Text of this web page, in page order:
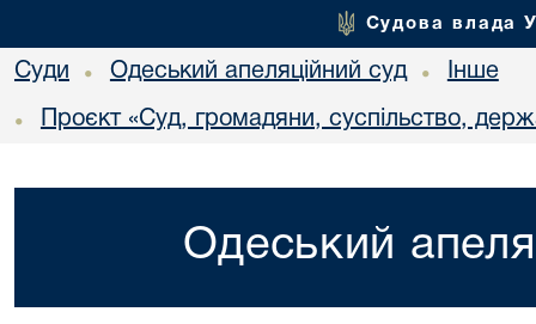
Судова влада
Суди • Одеський апеляційний суд • Інше
• Проєкт «Суд, громадяни, суспільство,
Одеський